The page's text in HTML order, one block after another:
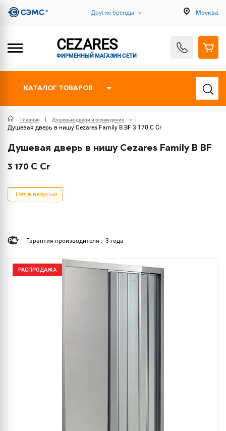
Другие бренды Москва
CEZARES
ФИРМЕННЫЙ МАГАЗИН СЕТИ
КАТАЛОГ ТОВАРОВ
Главная Душевые двери и ограждения
Душевая дверь в нишу Cezares Family B BF 3 170 C Cr
Душевая дверь в нишу Cezares Family B BF
3 170 C Cr
Нет в наличии
Гарантия производителя : 3 года
РАСПРОДАЖА